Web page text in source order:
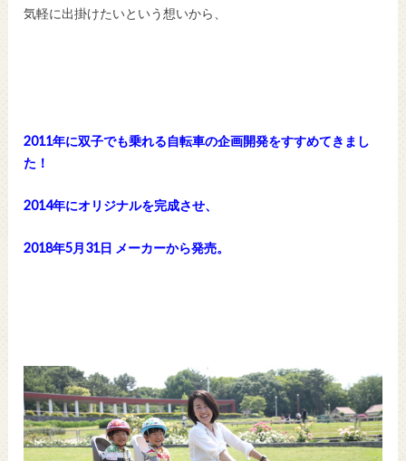
気軽に出掛けたいという想いから、
2011年に双子でも乗れる自転車の企画開発をすすめてきまし
た！
2014年にオリジナルを完成させ、
2018年5月31日 メーカーから発売。